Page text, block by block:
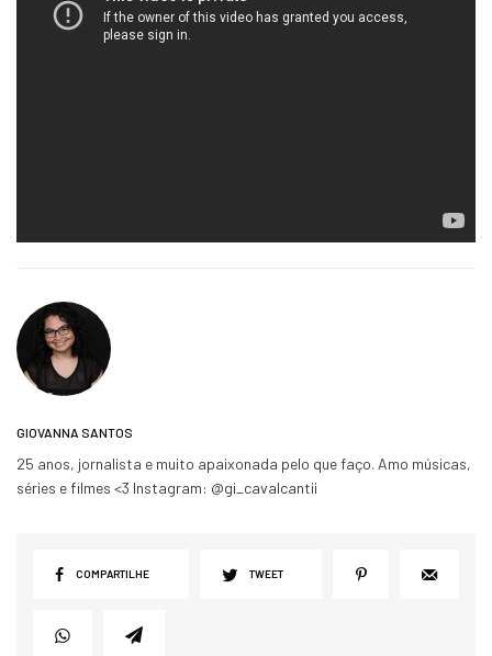
GIOVANNA SANTOS
25 anos, jornalista e muito apaixonada pelo que faço. Amo músicas,
séries e filmes <3 Instagram: @gi_cavalcantii
COMPARTILHE TWEET